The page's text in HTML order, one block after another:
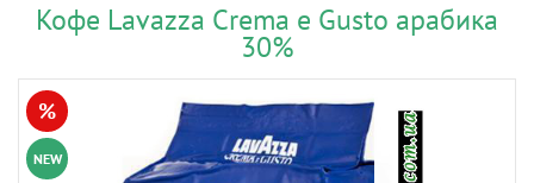
Кофе Lavazza Crema e Gusto арабика
30%
NEW
%